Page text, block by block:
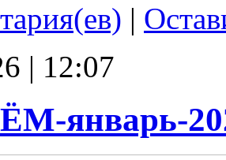
|
| 12:07
январь-